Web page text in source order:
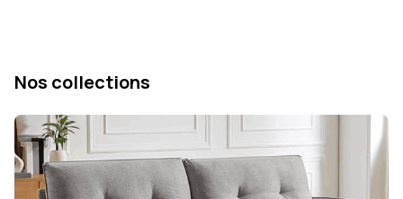
Nos collections